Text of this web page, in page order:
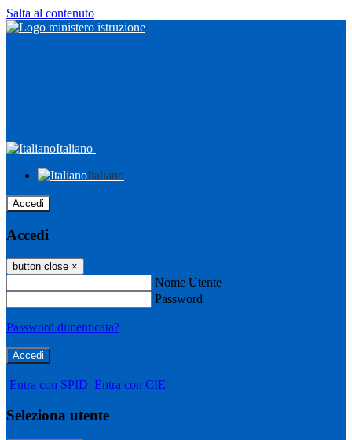
Salta al contenuto
Italiano
Italiano
Accedi
Accedi
button close ×
Nome Utente
Password
Password dimenticata?
-
Entra con SPID Entra con CIE
Seleziona utente